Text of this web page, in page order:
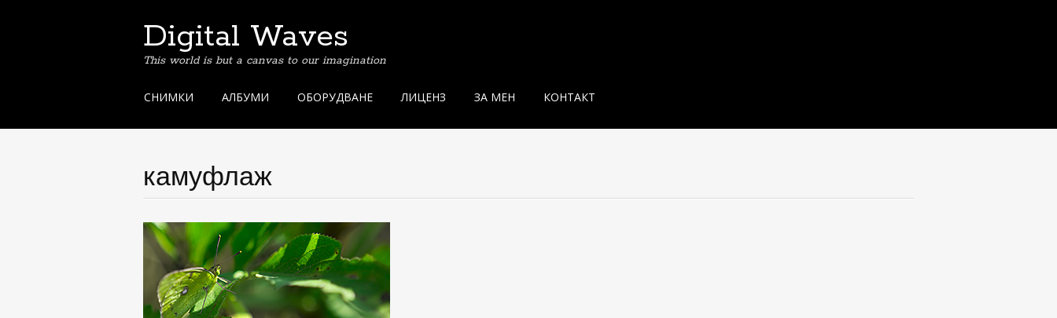
Digital Waves
This world is but a canvas to our imagination
Skip
content
СНИМКИ АЛБУМИ ОБОРУДВАНЕ ЛИЦЕНЗ ЗА МЕН КОНТАКТ
камуфлаж